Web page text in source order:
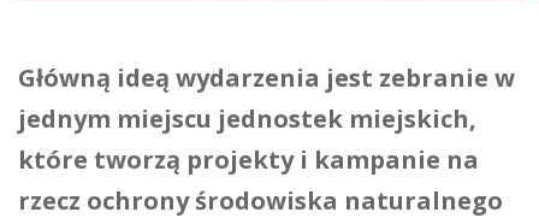
Główną ideą wydarzenia jest zebranie w
jednym miejscu jednostek miejskich,
które tworzą projekty i kampanie na
rzecz ochrony środowiska naturalnego